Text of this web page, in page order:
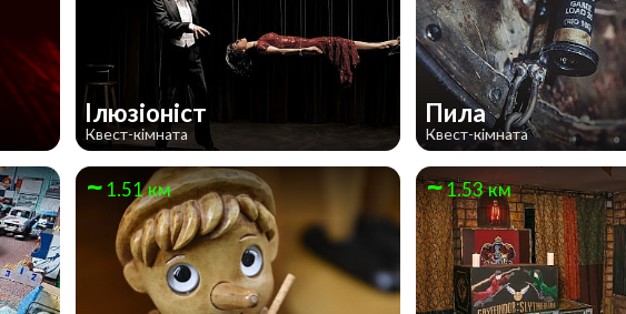
Ілюзіоніст
Квест-кімната
Пила
Квест-кімната
1.51 км 1.53 км